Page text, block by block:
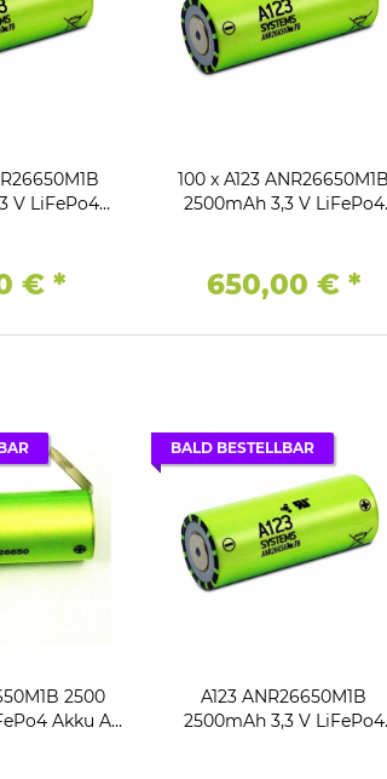
V LiFePo4
€ *
100 x A123 ANR26650M1B
2500mAh 3,3 V LiFePo4
650,00 €*
2500
Akku A
BALD BESTELLBAR
A123 ANR26650M1B
2500mAh 3,3 V LiFePo4